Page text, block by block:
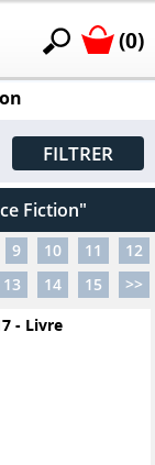
(0)
FILTRER
Fiction"
9 10 11
12
13
14 15
>>
- Livre